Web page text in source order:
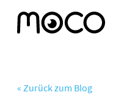
« Zurück zum Blog